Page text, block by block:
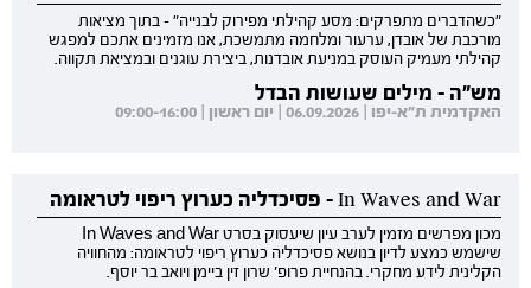
"כשהדברים מתפרקים: מסע קהילתי מפירוק לבנייה" - בתוך מציאות
מורכבת של אובדן, ערעור ומלחמה מתמשכת, אנו מזמינים אתכם למפגש
קהילתי מעמיק העוסק במניעת אובדנות, ביצירת עוגנים ובמציאת תקווה.
מש"ה - מילים שעושות הבדל
האקדמית ת"א-יפו | 06.09.2026 | יום ראשון | 09:00-16:00
In Waves and War - פסיכדליה כערוץ ריפוי לטראומה
מכון מפרשים מזמין לערב עיון שיעסוק בסרט In Waves and War
שישמש כמצע לדיון בנושא פסיכדליה כערוץ ריפוי לטראומה: מהחוויה
הקלינית לידע מחקרי. בהנחיית פרופ' שרון זין ביימן ויואב בר יוסף.